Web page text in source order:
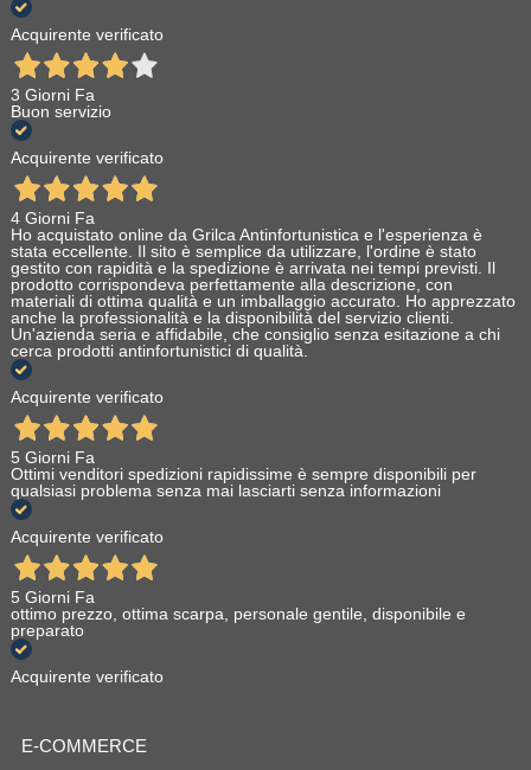
Acquirente verificato
3 Giorni Fa
Buon servizio
Acquirente verificato
4 Giorni Fa
Ho acquistato online da Grilca Antinfortunistica e l'esperienza è
stata eccellente. Il sito è semplice da utilizzare, l'ordine è stato
gestito con rapidità e la spedizione è arrivata nei tempi previsti. Il
prodotto corrispondeva perfettamente alla descrizione, con
materiali di ottima qualità e un imballaggio accurato. Ho apprezzato
anche la professionalità e la disponibilità del servizio clienti.
Un'azienda seria e affidabile, che consiglio senza esitazione a chi
cerca prodotti antinfortunistici di qualità.
Acquirente verificato
5 Giorni Fa
Ottimi venditori spedizioni rapidissime è sempre disponibili per
qualsiasi problema senza mai lasciarti senza informazioni
Acquirente verificato
5 Giorni Fa
ottimo prezzo, ottima scarpa, personale gentile, disponibile e
preparato
Acquirente verificato
E-COMMERCE